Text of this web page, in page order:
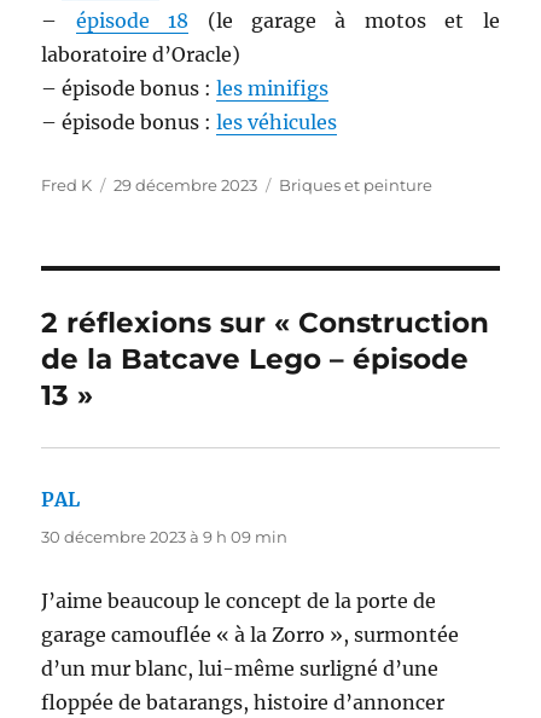
– épisode 18 (le garage à motos et le
laboratoire d’Oracle)
– épisode bonus :les minifigs
– épisode bonus :les véhicules
Auteur
Fred K
Publié
29 décembre 2023 Catégories
Briques et peinture
2 réflexions sur « Construction
de la Batcave Lego – épisode
13 »
PAL
30 décembre 2023 à 9 h 09 min
J’aime beaucoup le concept de la porte de
garage camouflée « à la Zorro », surmontée
d’un mur blanc, lui-même surligné d’une
floppée de batarangs, histoire d’annoncer